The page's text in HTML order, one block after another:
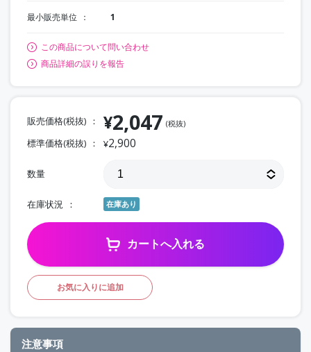
最小販売単位 1
この商品について問い合わせ
商品詳細の誤りを報告
販売価格(税抜) ¥2,047 (税抜)
標準価格(税抜) ¥2,900
数量
在庫状況 在庫あり
カートへ入れる
お気に入りに追加
注意事項